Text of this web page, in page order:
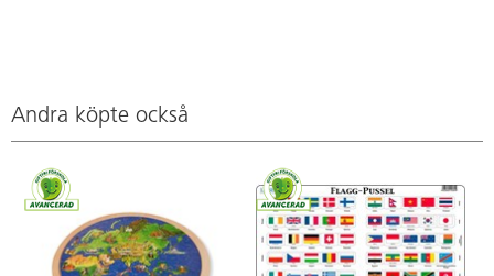
Andra köpte också